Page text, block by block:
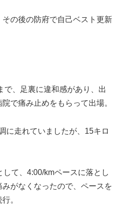
の後の防府で自己ベスト更新
で、足裏に違和感があり、出
で痛み止めをもらって出場。
に走れていましたが、15キロ
て、4:00/kmペースに落とし
がなくなったので、ペースを
。